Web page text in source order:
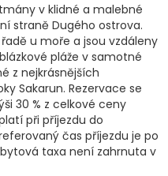
v klidné a malebné
straně Dugého ostrova.
u moře a jsou vzdáleny
pláže v samotné
z nejkrásnějších
Sakarun. Rezervace se
30 % z celkové ceny
při příjezdu do
čas příjezdu je po
taxa není zahrnuta v